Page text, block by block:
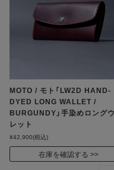
MOTO / モト「LW2D HAND-
DYED LONG WALLET /
BURGUNDY」手染めロング
レット
¥42,900(税込)
在庫を確認する